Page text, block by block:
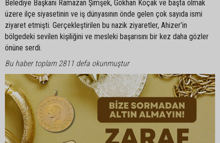
Belediye Başkanı Ramazan Şimşek, Gökhan Koçak ve başta olmak
üzere ilçe siyasetinin ve iş dünyasının önde gelen çok sayıda ismi
ziyaret etmişti. Gerçekleştirilen bu nazik ziyaretler, Ahizer’in
bölgedeki sevilen kişiliğini ve mesleki başarısını bir kez daha gözler
önüne serdi.
Bu haber toplam 2811 defa okunmuştur